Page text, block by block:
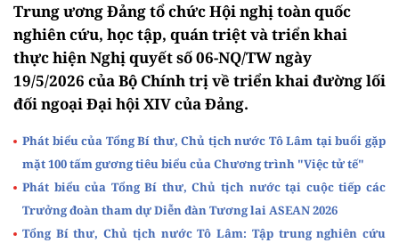
Trung ương Đảng tổ chức Hội nghị toàn quốc
nghiên cứu, học tập, quán triệt và triển khai
thực hiện Nghị quyết số 06-NQ/TW ngày
19/5/2026 của Bộ Chính trị về triển khai đường lối
đối ngoại Đại hội XIV của Đảng.
Phát biểu của Tổng Bí thư, Chủ tịch nước Tô Lâm tại buổi gặp
mặt 100 tấm gương tiêu biểu của Chương trình "Việc tử tế"
Phát biểu của Tổng Bí thư, Chủ tịch nước tại cuộc tiếp các
Trưởng đoàn tham dự Diễn đàn Tương lai ASEAN 2026
Tổng Bí thư, Chủ tịch nước Tô Lâm: Tập trung nghiên cứu